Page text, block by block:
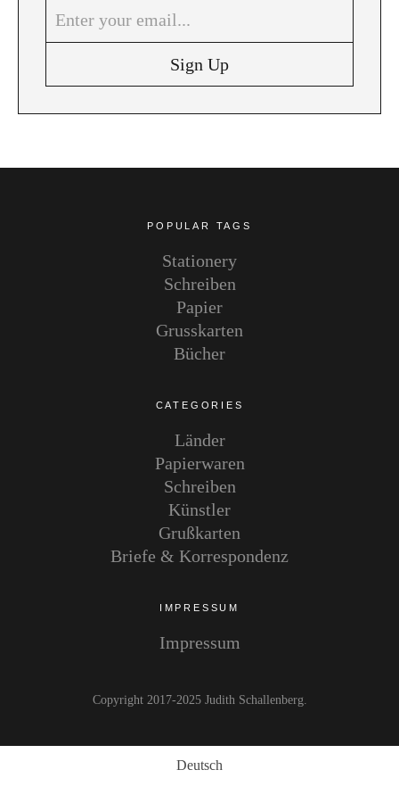
InstagramPinterest
POPULAR TAGS
Stationery
Schreiben
Papier
Grusskarten
Bücher
CATEGORIES
Länder
Papierwaren
Schreiben
Künstler
Grußkarten
Briefe & Korrespondenz
IMPRESSUM
Impressum
Copyright 2017-2025 Judith Schallenberg
Deutsch